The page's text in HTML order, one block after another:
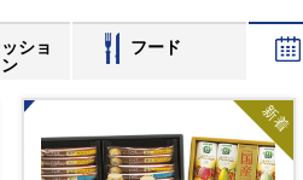
ショ
ン
フード
新着